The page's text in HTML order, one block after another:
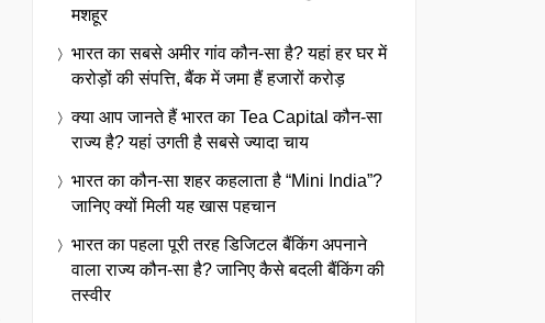
मशहूर
भारत का सबसे अमीर गांव कौन-सा है? यहां हर घर में
करोड़ों की संपत्ति, बैंक में जमा हैं हजारों करोड़
क्या आप जानते हैं भारत का Tea Capital कौन-सा
राज्य है? यहां उगती है सबसे ज्यादा चाय
भारत का कौन-सा शहर कहलाता है “Mini India”?
जानिए क्यों मिली यह खास पहचान
भारत का पहला पूरी तरह डिजिटल बैंकिंग अपनाने
वाला राज्य कौन-सा है? जानिए कैसे बदली बैंकिंग की
तस्वीर